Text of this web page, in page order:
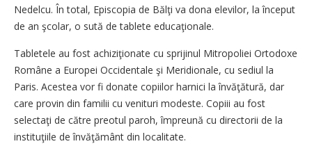
Nedelcu. În total, Episcopia de Bălţi va dona elevilor, la început
de an şcolar, o sută de tablete educaţionale.
Tabletele au fost achiziţionate cu sprijinul Mitropoliei Ortodoxe
Române a Europei Occidentale şi Meridionale, cu sediul la
Paris. Acestea vor fi donate copiilor harnici la învăţătură, dar
care provin din familii cu venituri modeste. Copiii au fost
selectaţi de către preotul paroh, împreună cu directorii de la
instituţiile de învăţământ din localitate.